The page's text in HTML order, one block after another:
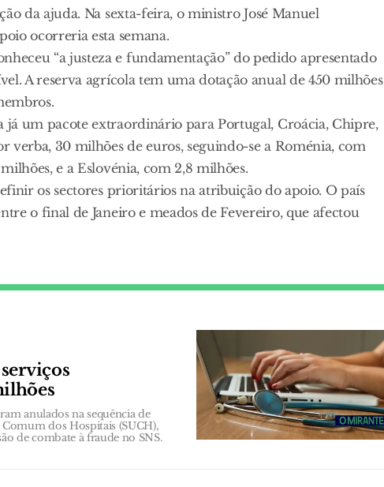
da ajuda. Na sexta-feira, o ministro José Manuel
ocorreria esta semana.
“a justeza e fundamentação” do pedido apresentado
A reserva agrícola tem uma dotação anual de 450 milhões
um pacote extraordinário para Portugal, Croácia, Chipre,
verba, 30 milhões de euros, seguindo-se a Roménia, com
e a Eslovénia, com 2,8 milhões.
os sectores prioritários na atribuição do apoio. O país
o final de Janeiro e meados de Fevereiro, que afectou
anulados na sequência de
dos Hospitais (SUCH),
de combate à fraude no SNS.